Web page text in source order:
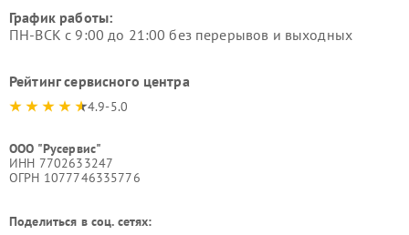
График работы:
ПН-ВСК с 9:00 до 21:00 без перерывов и выходных
Рейтинг сервисного центра
4.9-5.0
ООО "Русервис"
ИНН 7702633247
ОГРН 1077746335776
Поделиться в соц. сетях: